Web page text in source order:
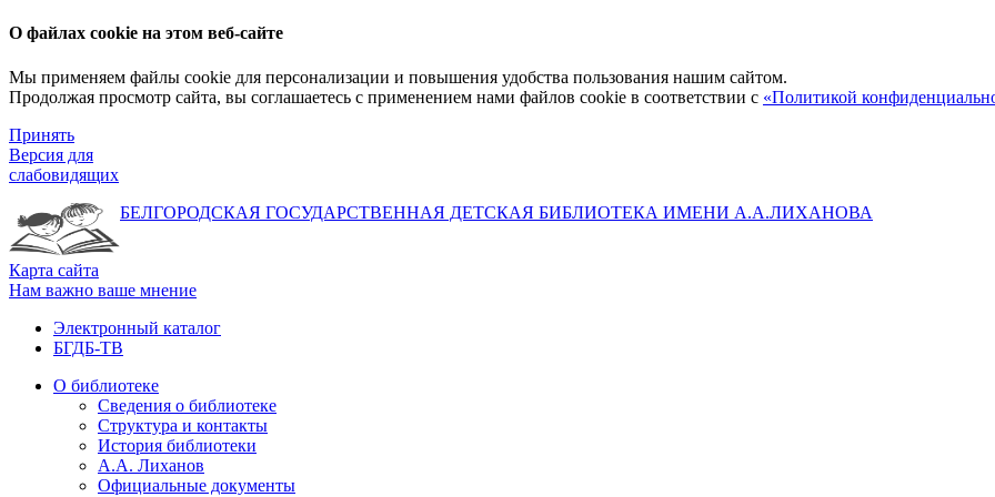
О файлах cookie на этом веб-сайте
Мы применяем файлы cookie для персонализации и повышения удобства пользования нашим сайтом.
Продолжая просмотр сайта, вы соглашаетесь с применением нами файлов cookie в соответствии с «Политикой
Принять
Версия для
слабовидящих
БЕЛГОРОДСКАЯ ГОСУДАРСТВЕННАЯ ДЕТСКАЯ БИБЛИОТЕКА ИМЕНИ А.А.ЛИХАНОВА
Карта сайта
Нам важно ваше мнение
Электронный каталог
БГДБ-ТВ
О библиотеке
Сведения о библиотеке
Структура и контакты
История библиотеки
А.А. Лиханов
Официальные документы